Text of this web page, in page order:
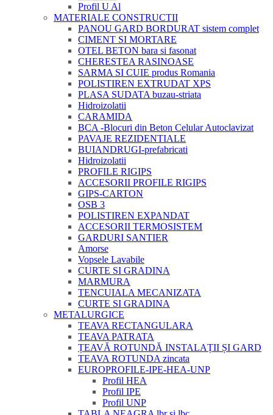
Profil U Al
MATERIALE CONSTRUCTII
PANOU GARD BORDURAT sistem complet
CIMENT SI MORTARE
OTEL BETON bara si fasonat
CHERESTEA RASINOASE
SARMA SI CUIE produs Romania
POLISTIREN EXTRUDAT XPS
PLASA SUDATA buzau-striata
Hidroizolatii
CARAMIDA
BCA -Blocuri din Beton Celular Autoclavizat
PAVAJE REZIDENTIALE
BUIANDRUGI-prefabricati
Hidroizolatii
PROFILE RIGIPS
ACCESORII PROFILE RIGIPS
GIPS-CARTON
OSB 3
POLISTIREN EXPANDAT
ACCESORII TERMOSISTEM
GARDURI SANTIER
Amorse
Vopsele Lavabile
CURTE SI GRADINA
MARMURA
TENCUIALA MECANIZATA
CURTE SI GRADINA
METALURGICE
TEAVA RECTANGULARA
TEAVA PATRATA
ȚEAVĂ ROTUNDĂ INSTALAȚII ȘI GARD
TEAVA ROTUNDA zincata
EUROPROFILE-IPE-HEA-UNP
Profil HEA
Profil IPE
Profil UNP